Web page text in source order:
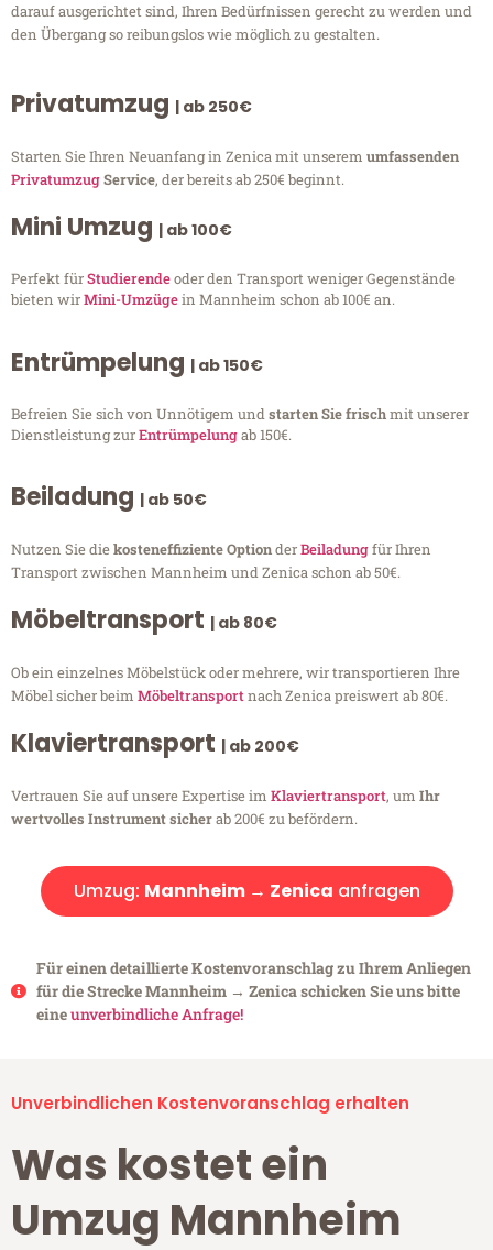
darauf ausgerichtet sind, Ihren Bedürfnissen gerecht zu werden und
den Übergang so reibungslos wie möglich zu gestalten.
Privatumzug | ab 250€
Starten Sie Ihren Neuanfang in Zenica mit unserem umfassenden
PrivatumzugService, der bereits ab 250€ beginnt.
Mini Umzug | ab 100€
Perfekt fürStudierendeoder den Transport weniger Gegenstände
bieten wirMini-Umzügein Mannheim schon ab 100€ an.
Entrümpelung | ab 150€
Befreien Sie sich von Unnötigem undstarten Sie frischmit unserer
Dienstleistung zurEntrümpelungab 150€.
Beiladung | ab 50€
Nutzen Sie diekosteneffiziente OptionderBeiladungfür Ihren
Transport zwischen Mannheim und Zenica schon ab 50€.
Möbeltransport | ab 80€
Ob ein einzelnes Möbelstück oder mehrere, wir transportieren Ihre
Möbel sicher beim Möbeltransportnach Zenica preiswert ab 80€.
Klaviertransport | ab 200€
Vertrauen Sie auf unsere Expertise im Klaviertransport, um Ihr
wertvolles Instrument sicherab 200€ zu befördern.
Umzug: Mannheim → Zenica anfragen
Für einen detaillierte Kostenvoranschlag zu Ihrem Anliegen
für die Strecke Mannheim → Zenica schicken Sie uns bitte
eineunverbindliche Anfrage!
Unverbindlichen Kostenvoranschlag erhalten
Was kostet ein
Umzug Mannheim